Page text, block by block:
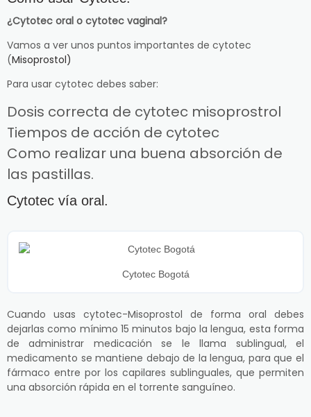
¿Cytotec oral o cytotec vaginal?
Vamos a ver unos puntos importantes de cytotec
(Misoprostol)
Para usar cytotec debes saber:
Dosis correcta de cytotec misoprostrol
Tiempos de acción de cytotec
Como realizar una buena absorción de
las pastillas.
Cytotec vía oral.
Cytotec Bogotá
Cuando usas cytotec-Misoprostol de forma oral debes
dejarlas como mínimo 15 minutos bajo la lengua, esta forma
de administrar medicación se le llama sublingual, el
medicamento se mantiene debajo de la lengua, para que el
fármaco entre por los capilares sublinguales, que permiten
una absorción rápida en el torrente sanguíneo.